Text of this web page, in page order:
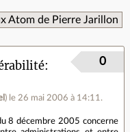
Atom de Pierre Jarillon
) le 26 mai 2006 à 14:11 .
0
8 décembre 2005 concerne